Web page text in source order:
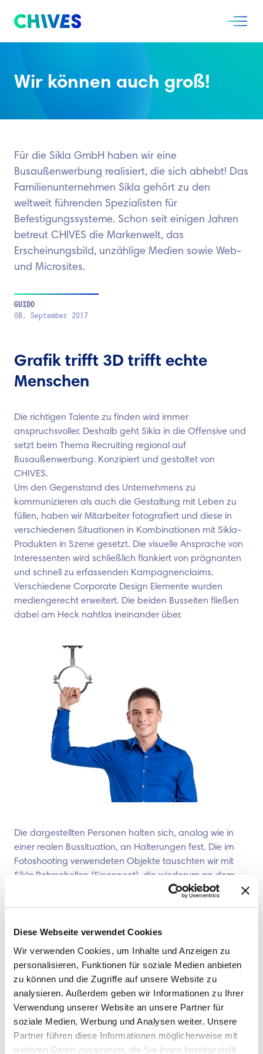
Diese Webseite verwendet Cookies
Wir verwenden Cookies, um Inhalte und Anzeigen zu
personalisieren, Funktionen für soziale Medien anbieten
zu können und die Zugriffe auf unsere Website zu
analysieren. Außerdem geben wir Informationen zu Ihrer
Verwendung unserer Website an unsere Partner für
soziale Medien, Werbung und Analysen weiter. Unsere
Partner führen diese Informationen möglicherweise mit
weiteren Daten zusammen, die Sie ihnen bereitgestellt
CHIVES
Menü
Wir können auch groß!
Für die Sikla GmbH haben wir eine
Busaußenwerbung realisiert, die sich abhebt! Das
Familienunternehmen Sikla gehört zu den
weltweit führenden Spezialisten für
Befestigungssysteme. Schon seit einigen Jahren
betreut CHIVES die Markenwelt, das
Erscheinungsbild, unzählige Medien sowie Web-
und Microsites.
GUIDO
08. September 2017
Grafik trifft 3D trifft echte
Menschen
Die richtigen Talente zu finden wird immer
anspruchsvoller. Deshalb geht Sikla in die Offensive und
setzt beim Thema Recruiting regional auf
Busaußenwerbung. Konzipiert und gestaltet von
CHIVES.
Um den Gegenstand des Unternehmens zu
kommunizieren als auch die Gestaltung mit Leben zu
füllen, haben wir Mitarbeiter fotografiert und diese in
verschiedenen Situationen in Kombinationen mit Sikla-
Produkten in Szene gesetzt. Die visuelle Ansprache von
Interessenten wird schließlich flankiert von prägnanten
und schnell zu erfassenden Kampagnenclaims.
Verschiedene Corporate Design Elemente wurden
mediengerecht erweitert. Die beiden Busseiten fließen
dabei am Heck nahtlos ineinander über.
Die dargestellten Personen halten sich, analog wie in
einer realen Bussituation, an Halterungen fest. Die im
Fotoshooting verwendeten Objekte tauschten wir mit
Sikla Rohrschellen (Siconnect), die wiederum an dem
Schienensystem siFramo befestigt sind. Auf den ersten
Mitarbeiter festhalten kann.
Das Ergebnis kann sich sehen lassen und rollt ab sofort
durch den Schwarzwald. Wir müssen zugeben so große
Entwürfe machen wir auch nicht alle Tage. Gerne hätten
wir ein Belegexemplar bei uns im Hof geparkt.